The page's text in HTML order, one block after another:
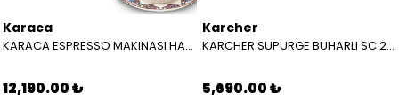
Karaca
KARACA ESPRESSO MAKINASI HATIR PERFETTO ESPRESSO T.K.M. COPPER 8683650465904
12,190.00 ₺
Karcher
KARCHER SUPURGE BUHARLI SC 2 EASYFIX EU BEYAZ 15126000
5,690.00 ₺